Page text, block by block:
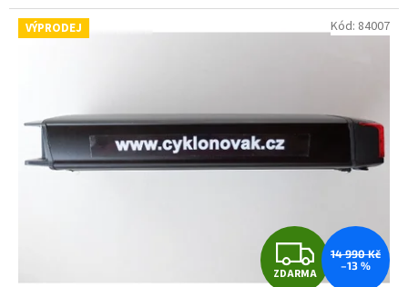
VÝPRODEJ
Z
ZDARMA
14 990 Kč
–13 %
Kód: 84007